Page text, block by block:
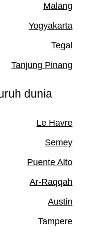
Malang
Yogyakarta
Tegal
Tanjung Pinang
dunia
Le Havre
Semey
Puente Alto
Ar-Raqqah
Austin
Tampere